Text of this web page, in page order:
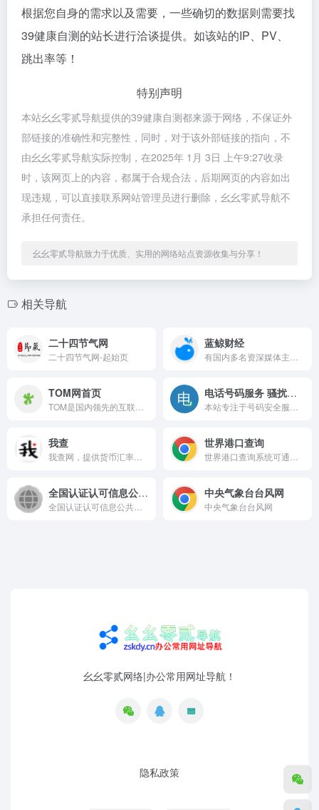
根据您自身的需求以及需要，一些确切的数据则需要找
39健康自测的站长进行洽谈提供。如该站的IP、PV、
跳出率等！
特别声明
本站幺幺零贰导航提供的39健康自测都来源于网络，不保证外
部链接的准确性和完整性，同时，对于该外部链接的指向，不
由幺幺零贰导航实际控制，在2025年 1月 3日 上午9:27收录
时，该网页上的内容，都属于合规合法，后期网页的内容如出
现违规，可以直接联系网站管理员进行删除，幺幺零贰导航不
承担任何责任。
幺幺零贰导航致力于优质、实用的网络站点资源收集与分享！
相关导航
二十四节气网
二十四节气网-起始页
蓝鲸财经
TOM网首页 电话号码服务 骚扰举报 号码防骚扰登记中心
我查 世界港口查询
全国认证认可信息公共服务平台 中央气象台台风网
中央气象台台风网
幺幺零贰网络|办公常用网址导航！
隐私政策